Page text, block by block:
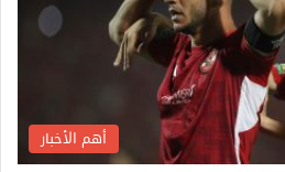
أهم الأخبار